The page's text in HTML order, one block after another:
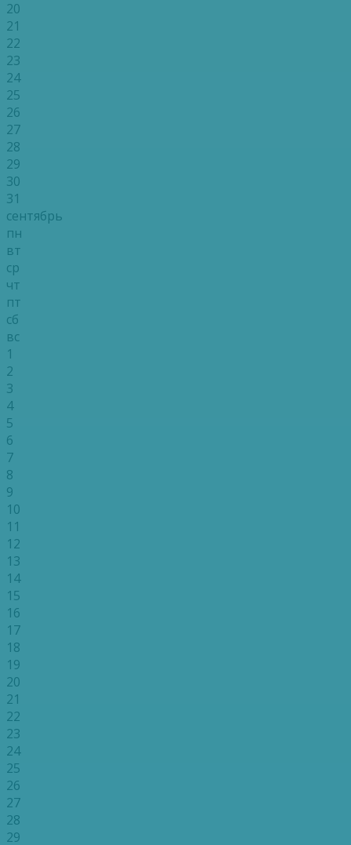
20
21
22
23
24
25
26
27
28
29
30
31
сентябрь
пн
вт
ср
чт
пт
сб
вс
1
2
3
4
5
6
7
8
9
10
11
12
13
14
15
16
17
18
19
20
21
22
23
24
25
26
27
28
29